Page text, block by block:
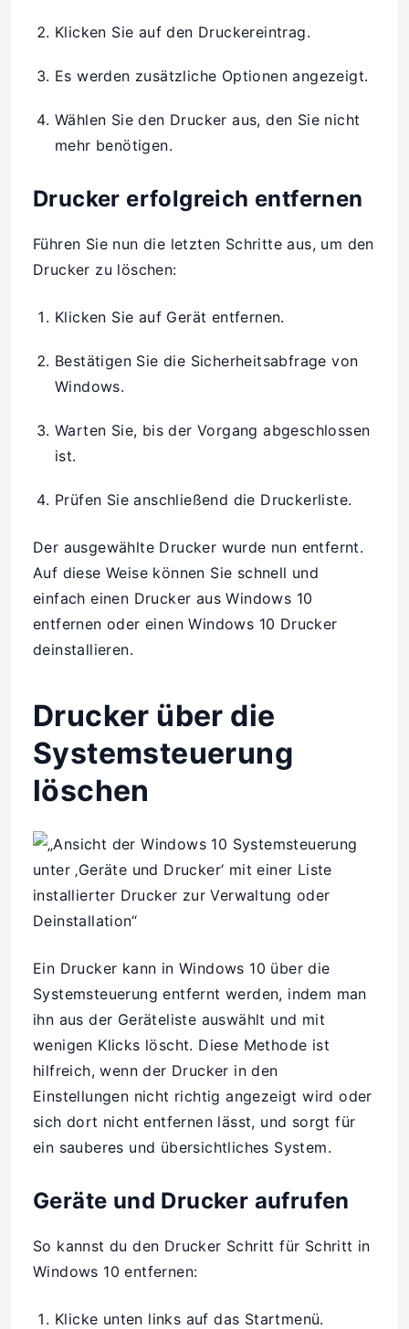
Klicken Sie auf den Druckereintrag.
Es werden zusätzliche Optionen angezeigt.
Wählen Sie den Drucker aus, den Sie nicht
mehr benötigen.
Drucker erfolgreich entfernen
Führen Sie nun die letzten Schritte aus, um den
Drucker zu löschen:
Klicken Sie auf Gerät entfernen.
Bestätigen Sie die Sicherheitsabfrage von
Windows.
Warten Sie, bis der Vorgang abgeschlossen
ist.
Prüfen Sie anschließend die Druckerliste.
Der ausgewählte Drucker wurde nun entfernt.
Auf diese Weise können Sie schnell und
einfach einen Drucker aus Windows 10
entfernen oder einen Windows 10 Drucker
deinstallieren.
Drucker über die
Systemsteuerung
löschen
Ein Drucker kann in Windows 10 über die
Systemsteuerung entfernt werden, indem man
ihn aus der Geräteliste auswählt und mit
wenigen Klicks löscht. Diese Methode ist
hilfreich, wenn der Drucker in den
Einstellungen nicht richtig angezeigt wird oder
sich dort nicht entfernen lässt, und sorgt für
ein sauberes und übersichtliches System.
Geräte und Drucker aufrufen
So kannst du den Drucker Schritt für Schritt in
Windows 10 entfernen:
Klicke unten links auf das Startmenü.